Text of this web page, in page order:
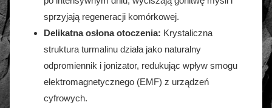
sprzyjają regeneracji komórkowej.
Delikatna osłona otoczenia: Krystaliczna
struktura turmalinu działa jako naturalny
odpromiennik i jonizator, redukując wpływ smogu
elektromagnetycznego (EMF) z urządzeń
cyfrowych.